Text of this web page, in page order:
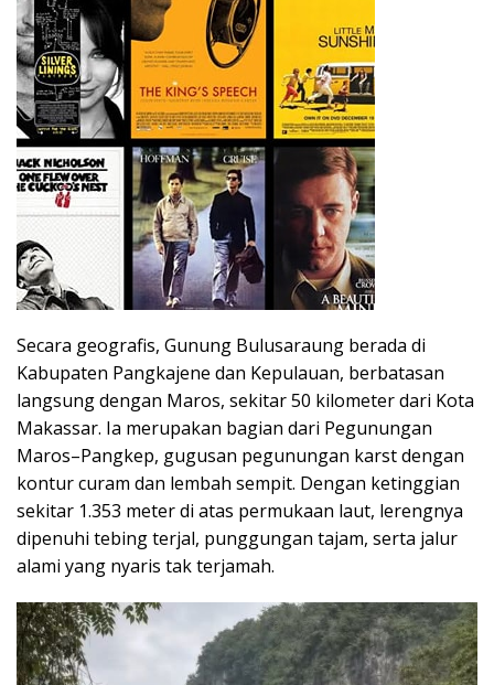
Secara geografis, Gunung Bulusaraung berada di
Kabupaten Pangkajene dan Kepulauan, berbatasan
langsung dengan Maros, sekitar 50 kilometer dari Kota
Makassar. Ia merupakan bagian dari Pegunungan
Maros–Pangkep, gugusan pegunungan karst dengan
kontur curam dan lembah sempit. Dengan ketinggian
sekitar 1.353 meter di atas permukaan laut, lerengnya
dipenuhi tebing terjal, punggungan tajam, serta jalur
alami yang nyaris tak terjamah.